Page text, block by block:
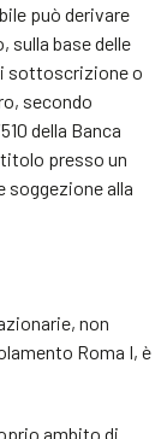
può derivare
sulla base delle
sottoscrizione o
secondo
della Banca
presso un
soggezione alla
non
Roma I, è
ambito di